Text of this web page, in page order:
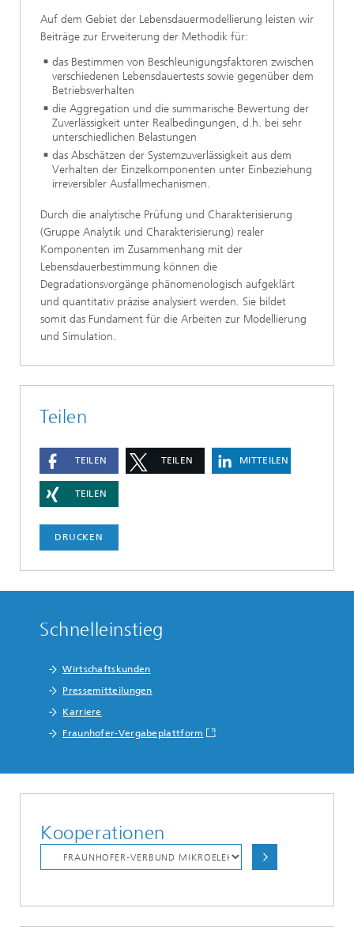
Auf dem Gebiet der Lebensdauermodellierung leisten wir
Beiträge zur Erweiterung der Methodik für:
das Bestimmen von Beschleunigungsfaktoren zwischen
verschiedenen Lebensdauertests sowie gegenüber dem
Betriebsverhalten
die Aggregation und die summarische Bewertung der
Zuverlässigkeit unter Realbedingungen, d.h. bei sehr
unterschiedlichen Belastungen
das Abschätzen der Systemzuverlässigkeit aus dem
Verhalten der Einzelkomponenten unter Einbeziehung
irreversibler Ausfallmechanismen.
Durch die analytische Prüfung und Charakterisierung
(Gruppe Analytik und Charakterisierung) realer
Komponenten im Zusammenhang mit der
Lebensdauerbestimmung können die
Degradationsvorgänge phänomenologisch aufgeklärt
und quantitativ präzise analysiert werden. Sie bildet
somit das Fundament für die Arbeiten zur Modellierung
und Simulation.
Teilen
TEILEN TEILEN MITTEILEN
TEILEN
DRUCKEN
Schnelleinstieg
Wirtschaftskunden
Pressemitteilungen
Karriere
Fraunhofer-Vergabeplattform
Kooperationen